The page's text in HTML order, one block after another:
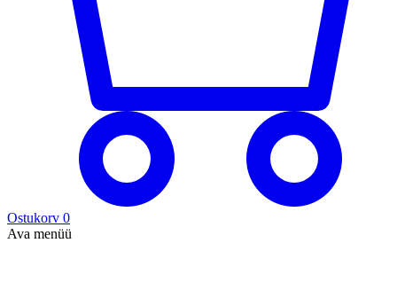
Ostukorv 0
Ava menüü